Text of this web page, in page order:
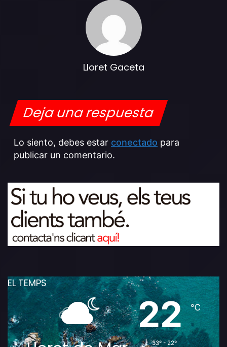
Lloret Gaceta
Deja una respuesta
Lo siento, debes estar conectado para
publicar un comentario.
EL TEMPS
22℃
33º - 22º